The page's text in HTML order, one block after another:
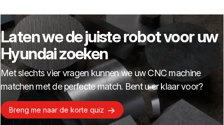
Laten we de juiste robot voor uw
Hyundai zoeken
Met slechts vier vragen kunnen we uw CNC machine
matchen met de perfecte match. Bent u er klaar voor?
Breng me naar de korte quiz